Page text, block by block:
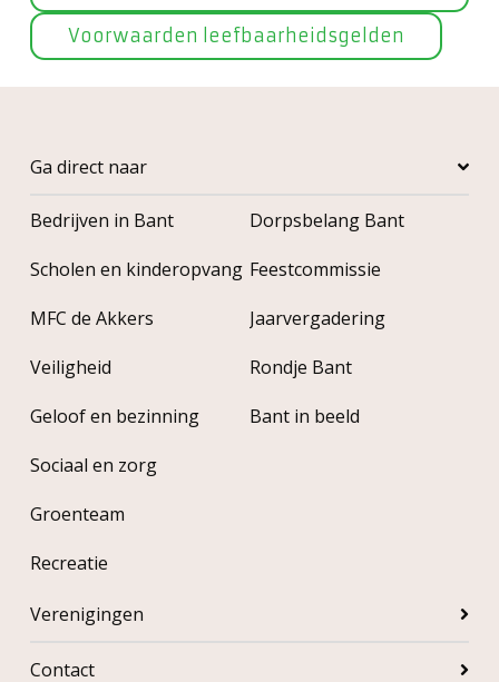
Voorwaarden leefbaarheidsgelden
Ga direct naar
Bedrijven in Bant
Scholen en kinderopvang
MFC de Akkers
Veiligheid
Geloof en bezinning
Sociaal en zorg
Groenteam
Recreatie
Dorpsbelang Bant
Feestcommissie
Jaarvergadering
Rondje Bant
Bant in beeld
Verenigingen
Contact